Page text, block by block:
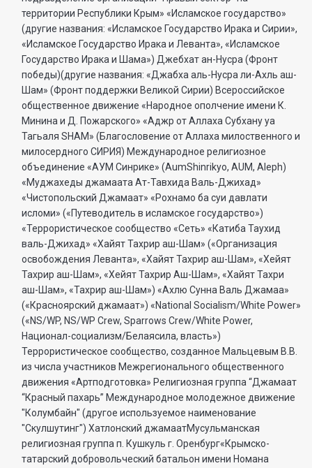
территории Республики Крым» «Исламское государство»
(другие названия: «Исламское Государство Ирака и Сирии»,
«Исламское Государство Ирака и Леванта», «Исламское
Государство Ирака и Шама») Джебхат ан-Нусра (Фронт
победы)(другие названия: «Джабха аль-Нусра ли-Ахль аш-
Шам» (Фронт поддержки Великой Сирии) Всероссийское
общественное движение «Народное ополчение имени К.
Минина и Д. Пожарского» «Аджр от Аллаха Субхану уа
Тагьаля SHAM» (Благословение от Аллаха милоственного и
милосердного СИРИЯ) Международное религиозное
объединение «АУМ Синрике» (AumShinrikyo, AUM, Aleph)
«Муджахеды джамаата Ат-Тавхида Валь-Джихад»
«Чистопольский Джамаат» «Рохнамо ба суи давлати
исломи» («Путеводитель в исламское государство»)
«Террористическое сообщество «Сеть» «Катиба Таухид
валь-Джихад» «Хайят Тахрир аш-Шам» («Организация
освобождения Леванта», «Хайят Тахрир аш-Шам», «Хейят
Тахрир аш-Шам», «Хейят Тахрир Аш-Шам», «Хайят Тахри
аш-Шам», «Тахрир аш-Шам») «Ахлю Сунна Валь Джамаа»
(«Красноярский джамаат») «National Socialism/White Power»
(«NS/WP, NS/WP Crew, Sparrows Crew/White Power,
Национал-социализм/Белаясила, власть»)
Террористическое сообщество, созданное Мальцевым В.В.
из числа участников Межрегионального общественного
движения «Артподготовка» Религиозная группа “Джамаат
“Красный пахарь” Международное молодежное движение
"Колумбайн" (другое используемое наименование
"Скулшутинг") Хатлонский джамаатМусульманская
религиозная группа п. Кушкуль г. Оренбург«Крымско-
татарский добровольческий батальон имени Номана